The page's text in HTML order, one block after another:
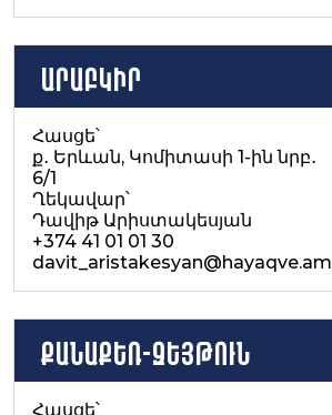
Արաբկիր
Հասցե՝
ք․ Երևան, Կոմիտասի 1-ին նրբ․
6/1
Ղեկավար՝
Դավիթ Արիստակեսյան
+374 41 01 01 30
davit_aristakesyan@hayaqve.am
Քանաքեռ-Զեյթուն
Հասցե՝